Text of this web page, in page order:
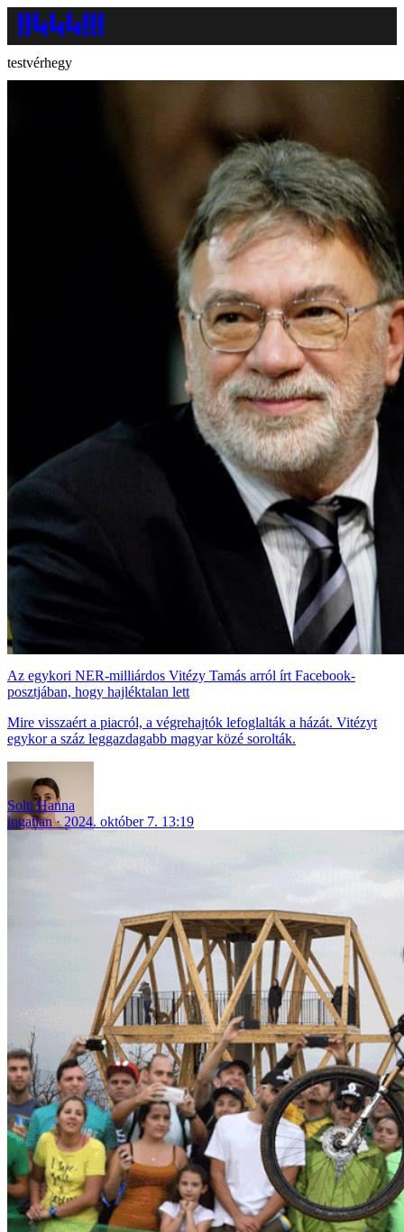
testvérhegy
Az egykori NER-milliárdos Vitézy Tamás arról írt Facebook-
posztjában, hogy hajléktalan lett
Mire visszaért a piacról, a végrehajtók lefoglalták a házát. Vitézyt
egykor a száz leggazdagabb magyar közé sorolták.
Solti Hanna
ingatlan
2024. október 7. 13:19